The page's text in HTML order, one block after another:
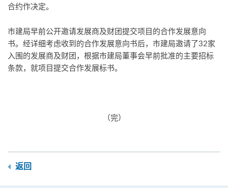
合约作决定。
市建局早前公开邀请发展商及财团提交项目的合作发展意向
书。经详细考虑收到的合作发展意向书后，市建局邀请了32家
入围的发展商及财团，根据市建局董事会早前批准的主要招标
条款，就项目提交合作发展标书。
（完）
返回